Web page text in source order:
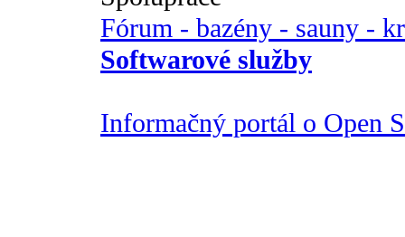
Fórum - bazény - sauny -
Softwarové služby
Informačný portál o Open